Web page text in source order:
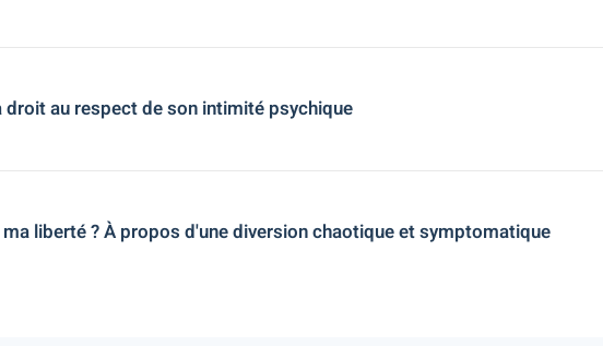
droit au respect de son intimité psychique
liberté ? À propos d'une diversion chaotique et symptomatique